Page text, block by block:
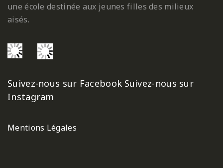
une école destinée aux jeunes filles des milieux
aisés.
Suivez-nous sur Facebook Suivez-nous sur
Instagram
Mentions Légales